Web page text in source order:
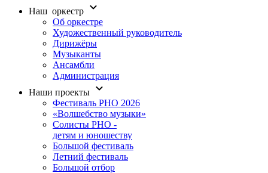
Наш оркестр
Об оркестре
Художественный руководитель
Дирижёры
Музыканты
Ансамбли
Администрация
Наши проекты
Фестиваль РНО 2026
«Волшебство музыки»
Солисты РНО -
детям и юношеству
Большой фестиваль
Летний фестиваль
Большой отбор